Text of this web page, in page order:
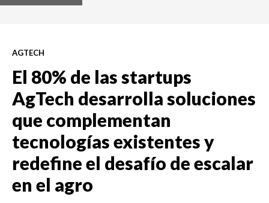
AGTECH
El 80% de las startups
AgTech desarrolla soluciones
que complementan
tecnologías existentes y
redefine el desafío de escalar
en el agro